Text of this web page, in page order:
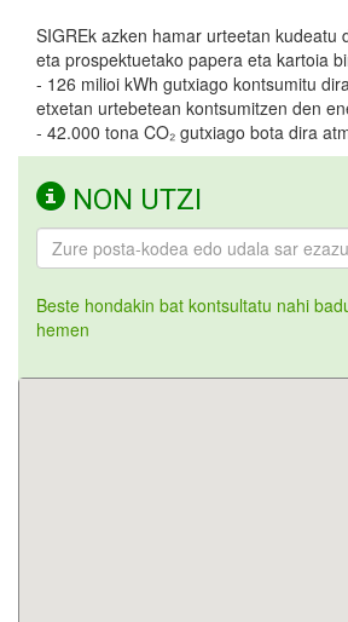
SIGREk azken hamar urteetan kudeatu
eta prospektuetako papera eta kartoia
- 126 milioi kWh gutxiago kontsumitu
etxetan urtebetean kontsumitzen den
- 42.000 tona CO₂ gutxiago bota dira
NON UTZI
Beste hondakin bat kontsultatu nahi
hemen